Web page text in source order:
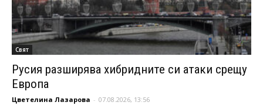
Свят
Русия разширява хибридните си атаки срещу
Европа
Цветелина Лазарова - 07.08.2026, 13:56